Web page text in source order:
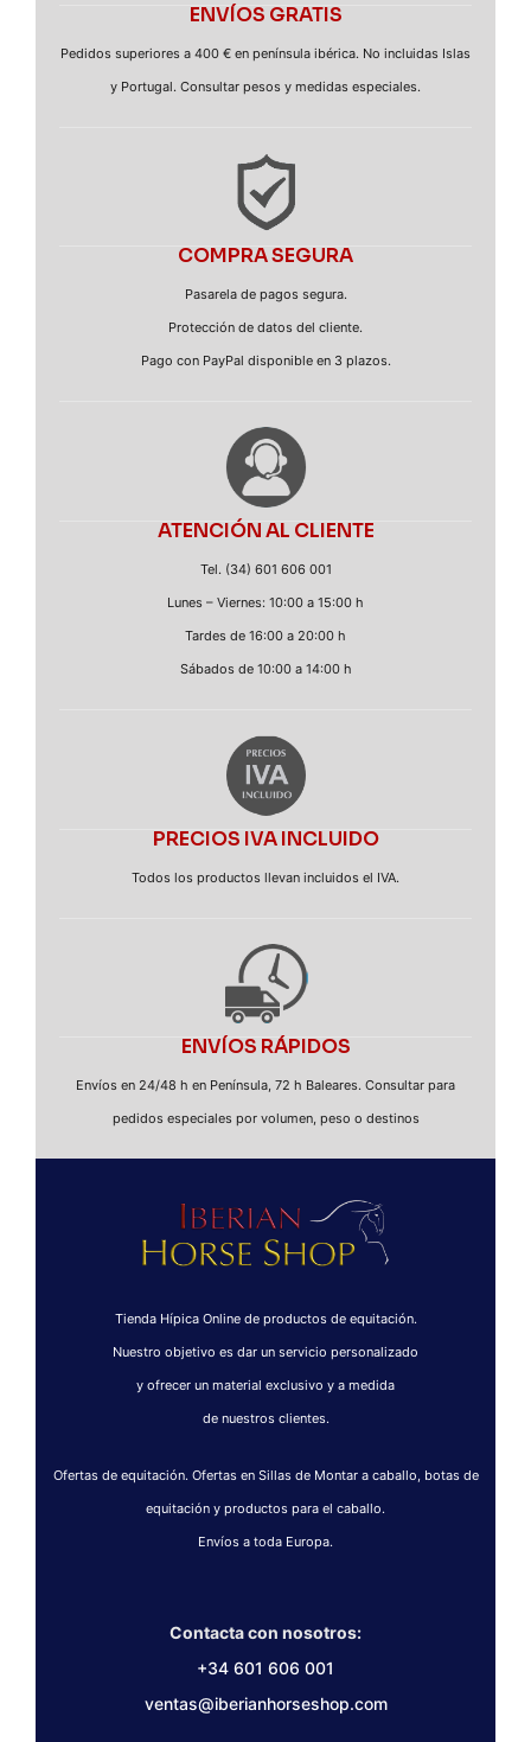
ENVÍOS GRATIS
Pedidos superiores a 400 € en península ibérica. No incluidas Islas
y Portugal. Consultar pesos y medidas especiales.
COMPRA SEGURA
Pasarela de pagos segura.
Protección de datos del cliente.
Pago con PayPal disponible en 3 plazos.
ATENCIÓN AL CLIENTE
Tel. (34) 601 606 001
Lunes – Viernes: 10:00 a 15:00 h
Tardes de 16:00 a 20:00 h
Sábados de 10:00 a 14:00 h
PRECIOS IVA INCLUIDO
Todos los productos llevan incluidos el IVA.
ENVÍOS RÁPIDOS
Envíos en 24/48 h en Península, 72 h Baleares. Consultar para
pedidos especiales por volumen, peso o destinos
Tienda Hípica Online de productos de equitación.
Nuestro objetivo es dar un servicio personalizado
y ofrecer un material exclusivo y a medida
de nuestros clientes.
Ofertas de equitación. Ofertas en Sillas de Montar a caballo, botas de
equitación y productos para el caballo.
Envíos a toda Europa.
Contacta con nosotros:
+34 601 606 001
ventas@iberianhorseshop.com